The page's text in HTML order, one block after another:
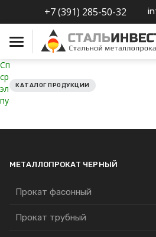
+7 (391) 285-50-32
Металлопрокат черный
Металлопрокат цветной
Металлопрокат
КАТАЛОГ ПРОДУКЦИИ
Список
сравниваемых
элементов
пуст.
МЕТАЛЛОПРОКАТ ЧЕРНЫЙ
Прокат фасонный
Прокат трубный